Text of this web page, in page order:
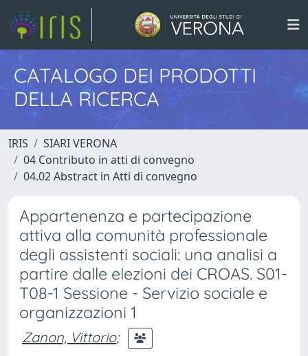
CATALOGO DEI PRODOTTI
DELLA RICERCA
IRIS
SIARI VERONA
04 Contributo in atti di convegno
04.02 Abstract in Atti di convegno
Appartenenza e partecipazione
attiva alla comunità professionale
degli assistenti sociali: una analisi a
partire dalle elezioni dei CROAS. S01-
T08-1 Sessione - Servizio sociale e
organizzazioni 1
Zanon, Vittorio;